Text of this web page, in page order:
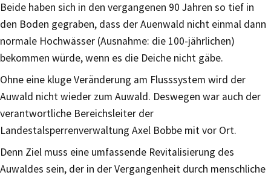
Beide haben sich in den vergangenen 90 Jahren so tief in
den Boden gegraben, dass der Auenwald nicht einmal dann
normale Hochwässer (Ausnahme: die 100-jährlichen)
bekommen würde, wenn es die Deiche nicht gäbe.
Ohne eine kluge Veränderung am Flusssystem wird der
Auwald nicht wieder zum Auwald. Deswegen war auch der
verantwortliche Bereichsleiter der
Landestalsperrenverwaltung Axel Bobbe mit vor Ort.
Denn Ziel muss eine umfassende Revitalisierung des
Auwaldes sein, der in der Vergangenheit durch menschliche